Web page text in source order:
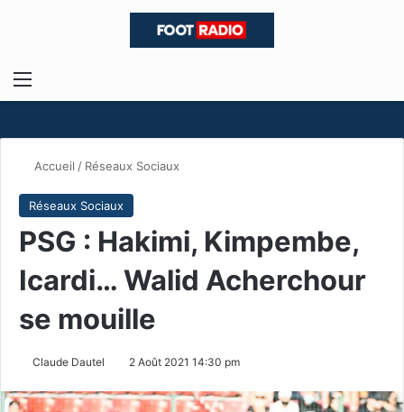
Menu
Accueil / Réseaux Sociaux
Réseaux Sociaux
PSG : Hakimi, Kimpembe,
Icardi… Walid Acherchour
se mouille
Claude Dautel 2 Août 2021 14:30 pm